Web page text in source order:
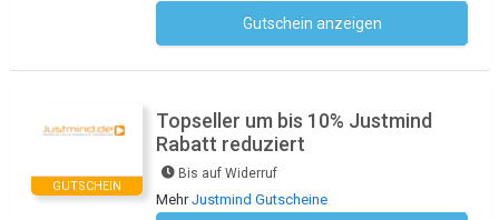
Gutschein anzeigen
GUTSCHEIN
Topseller um bis 10% Justmind
Rabatt reduziert
Bis auf Widerruf
MehrJustmind Gutscheine